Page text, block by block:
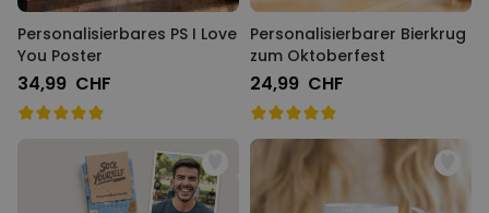
Personalisierbares PS I Love
You Poster
34,99 CHF
Personalisierbarer Bierkrug
zum Oktoberfest
24,99 CHF